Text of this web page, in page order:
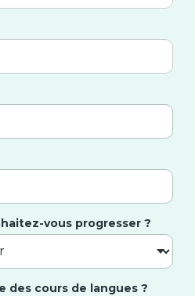
vous progresser ?
des cours de langues ?